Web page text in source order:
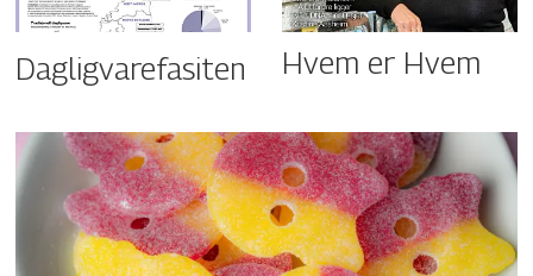
Dagligvarefasiten Hvem er Hvem